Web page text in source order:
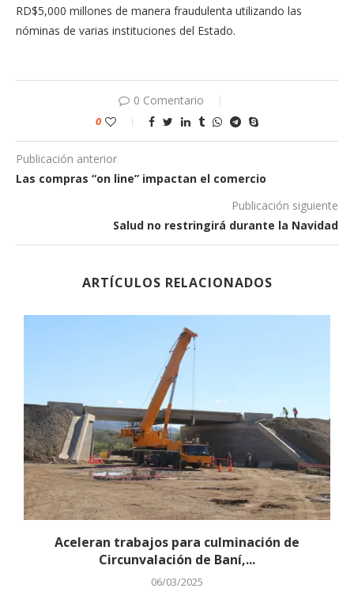
RD$5,000 millones de manera fraudulenta utilizando las
nóminas de varias instituciones del Estado.
0 Comentario
0
Publicación anterior
Las compras “on line” impactan el comercio
Publicación siguiente
Salud no restringirá durante la Navidad
ARTÍCULOS RELACIONADOS
Aceleran trabajos para culminación de
Circunvalación de Baní,...
06/03/2025